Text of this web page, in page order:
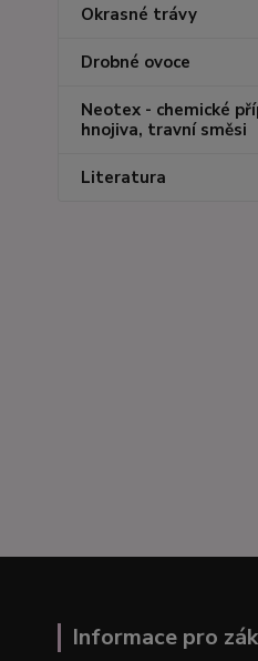
Okrasné trávy
Drobné ovoce
Neotex - chemické
hnojiva, travní směsi
Literatura
Informace pro